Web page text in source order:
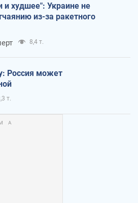
худшее": Украине не
из-за ракетного
8,4 т.
Россия может
т.